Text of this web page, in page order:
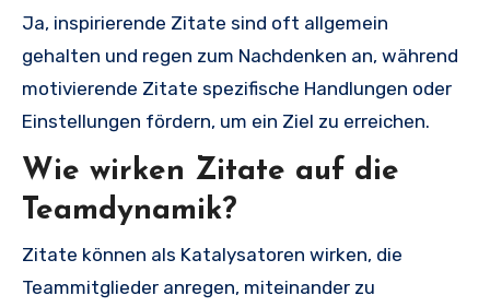
Ja, inspirierende Zitate sind oft allgemein
gehalten und regen zum Nachdenken an, während
motivierende Zitate spezifische Handlungen oder
Einstellungen fördern, um ein Ziel zu erreichen.
Wie wirken Zitate auf die
Teamdynamik?
Zitate können als Katalysatoren wirken, die
Teammitglieder anregen, miteinander zu